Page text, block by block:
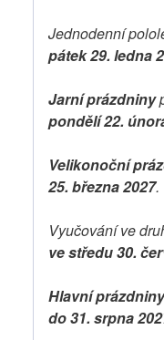
Jednodenní
pátek 29. ledna
Jarní prázdniny
pondělí 22.
Velikonoční
25. března 2027.
Vyučování ve
ve středu 30.
Hlavní prázdniny
do 31. srpna